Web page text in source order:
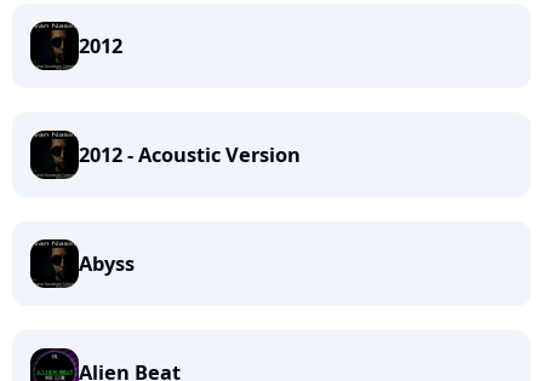
2012
2012 - Acoustic Version
Abyss
Alien Beat